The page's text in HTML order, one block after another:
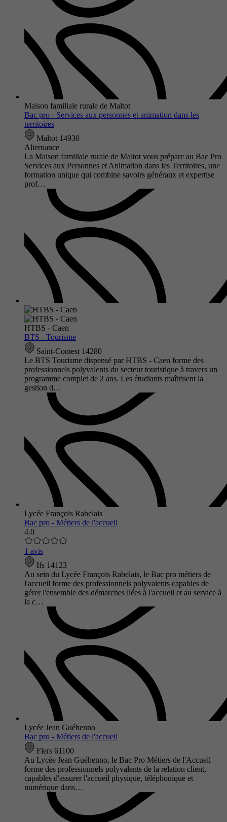
Maison familiale rurale de Maltot
Bac pro - Services aux personnes et animation dans les
territoires
Maltot 14930
Alternance
La Maison familiale rurale de Maltot vous prépare au Bac Pro
Services aux Personnes et Animation dans les Territoires, une
formation unique qui combine savoirs généraux et expertise
prof…
HTBS - Caen
BTS - Tourisme
Saint-Contest 14280
Le BTS Tourisme dispensé par HTBS - Caen forme des
professionnels polyvalents du secteur touristique à travers un
programme complet de 2 ans. Les étudiants maîtrisent la
gestion d…
Lycée François Rabelais
Bac pro - Métiers de l'accueil
4.0
1 avis
Ifs 14123
Au sein du Lycée François Rabelais, le Bac pro métiers de
l'accueil forme des professionnels polyvalents capables de
gérer l'ensemble des démarches liées à l'accueil et au service à
la c…
Lycée Jean Guéhenno
Bac pro - Métiers de l'accueil
Flers 61100
Au Lycée Jean Guéhenno, le Bac Pro Métiers de l'Accueil
forme des professionnels polyvalents de la relation client,
capables d'assurer l'accueil physique, téléphonique et
numérique dans…